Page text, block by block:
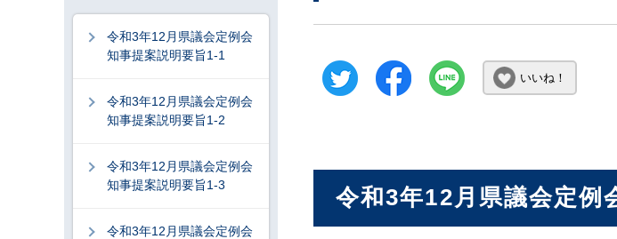
いいね！
令和3年12月県議会定例
令和3年12月県議会定例会
知事提案説明要旨1-1
令和3年12月県議会定例会
知事提案説明要旨1-2
令和3年12月県議会定例会
知事提案説明要旨1-3
令和3年12月県議会定例会